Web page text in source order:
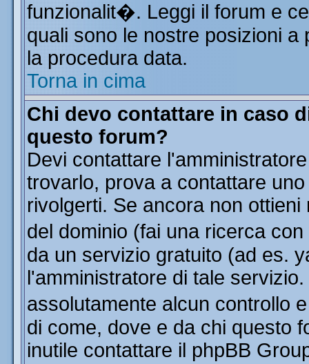
funzionalit�. Leggi il forum e
quali sono le nostre posizioni
la procedura data.
Torna in cima
Chi devo contattare in caso
questo forum?
Devi contattare
trovarlo, prova a contattare
rivolgerti. Se ancora non
del dominio (fai una ricerca
da un servizio gratuito (ad es.
l'amministratore di tale
assolutamente alcun controllo
di come, dove e da chi questo
inutile contattare il phpBB